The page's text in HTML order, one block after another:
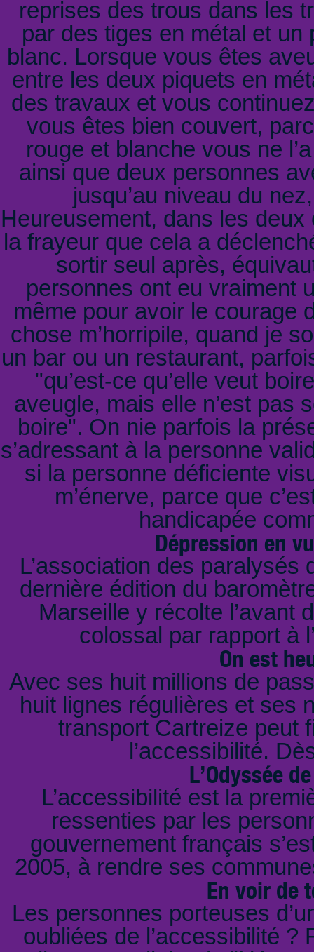
reprises des trous dans les
par des tiges en métal et
blanc. Lorsque vous êtes
entre les deux piquets en
des travaux et vous
vous êtes bien couvert,
rouge et blanche vous ne
ainsi que deux personnes
jusqu’au niveau du
Heureusement, dans les
la frayeur que cela a
sortir seul après,
personnes ont eu vraiment
même pour avoir le courage
chose m’horripile, quand je
un bar ou un restaurant,
"qu’est-ce qu’elle veut
aveugle, mais elle n’est pas
boire". On nie parfois la
s’adressant à la personne
si la personne déficiente
m’énerve, parce que
handicapée
Dépression en
L’association des
dernière édition du
Marseille y récolte l’avant
colossal par rapport à
On est
Avec ses huit millions de
huit lignes régulières et ses
transport Cartreize peut
l’accessibilité.
L’Odyssée
L’accessibilité est la
ressenties par les
gouvernement français
2005, à rendre ses
En voir de
Les personnes porteuses
oubliées de l’accessibilité